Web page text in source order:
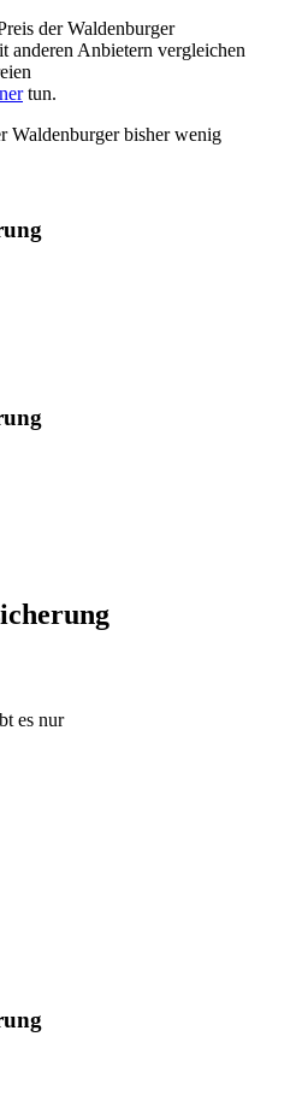
der Waldenburger
anderen Anbietern vergleichen
tun.
Waldenburger bisher wenig
es nur